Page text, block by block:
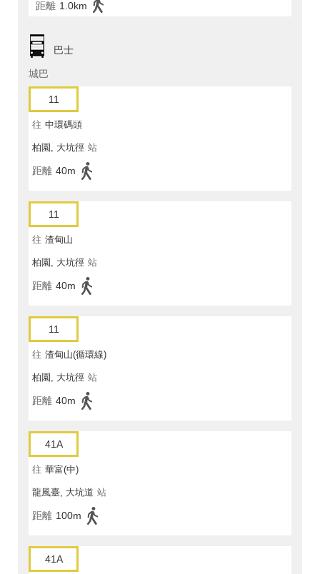
距離 1.0km
巴士
城巴
11
往 中環碼頭
柏園, 大坑徑 站
距離 40m
11
往 渣甸山
柏園, 大坑徑 站
距離 40m
11
往 渣甸山(循環線)
柏園, 大坑徑 站
距離 40m
41A
往 華富(中)
龍風臺, 大坑道 站
距離 100m
41A